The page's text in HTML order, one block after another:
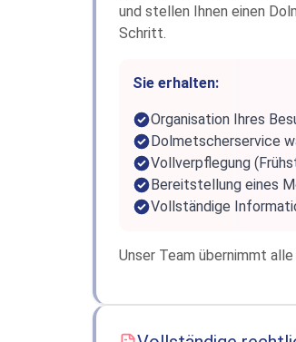
und stellen Ihnen einen
Schritt.
Sie erhalten:
Organisation Ihres
Dolmetscherservice
Vollverpflegung
Bereitstellung eines
Vollständige
Unser Team übernimmt